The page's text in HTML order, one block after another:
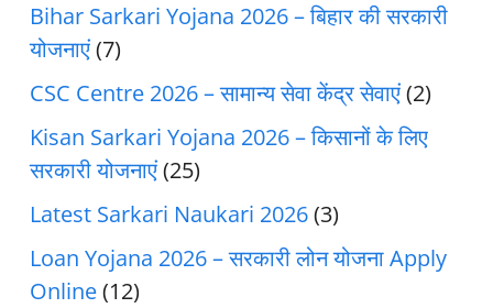
Bihar Sarkari Yojana 2026 – बिहार की सरकारी
योजनाएं(7)
CSC Centre 2026 – सामान्य सेवा केंद्र सेवाएं(2)
Kisan Sarkari Yojana 2026 – किसानों के लिए
सरकारी योजनाएं(25)
Latest Sarkari Naukari 2026(3)
Loan Yojana 2026 – सरकारी लोन योजना Apply
Online(12)